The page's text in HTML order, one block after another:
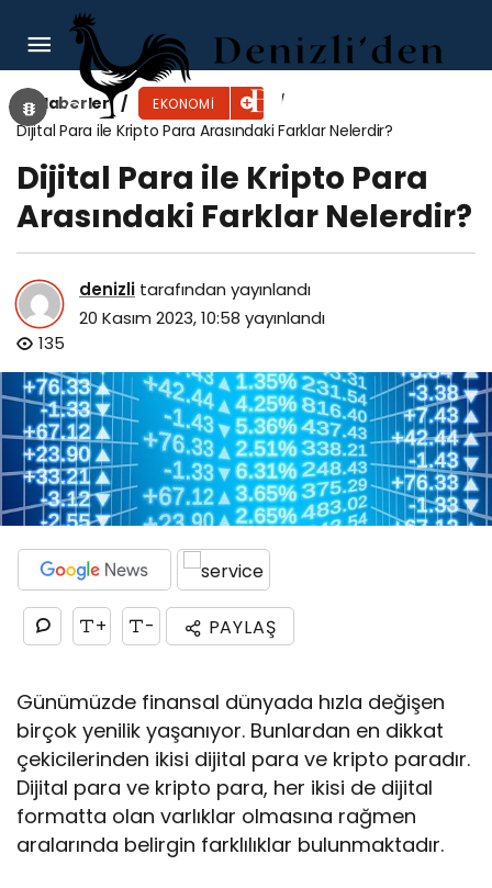
Haberler EKONOMI
Dijital Para ile Kripto Para Arasındaki Farklar Nelerdir?
Dijital Para ile Kripto Para
Arasındaki Farklar Nelerdir?
denizli tarafından yayınlandı
20 Kasım 2023, 10:58 yayınlandı
135
+ - PAYLAŞ
Günümüzde finansal dünyada hızla değişen
birçok yenilik yaşanıyor. Bunlardan en dikkat
çekicilerinden ikisi dijital para ve kripto paradır.
Dijital para ve kripto para, her ikisi de dijital
formatta olan varlıklar olmasına rağmen
aralarında belirgin farklılıklar bulunmaktadır.
Organik Tarım Nedir?, Nasıl Yapılır?